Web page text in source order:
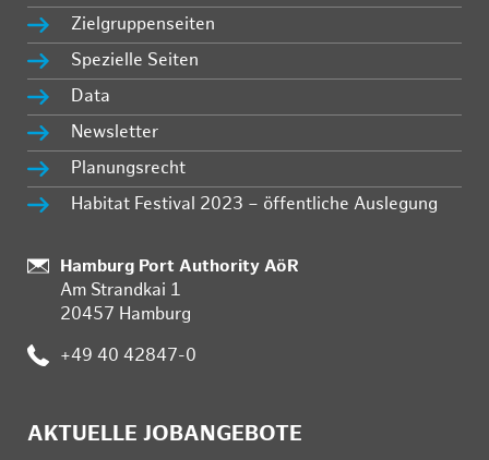
Zielgruppenseiten
Spezielle Seiten
Data
Newsletter
Planungsrecht
Habitat Festival 2023 – öffentliche Auslegung
:
Hamburg Port Authority AöR
Am Strandkai 1
20457 Hamburg
: +49 40 42847-0
AKTUELLE JOBANGEBOTE